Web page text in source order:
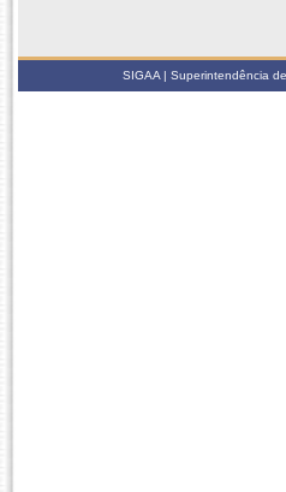
SIGAA | Superintendência